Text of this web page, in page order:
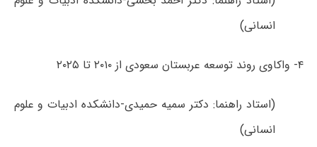
انسانی)
۴- واکاوی روند توسعه عربستان سعودی از ۲۰۱۰ تا ۲۰۲۵
(استاد راهنما: دکتر سمیه حمیدی-دانشکده ادبیات و علوم
انسانی)